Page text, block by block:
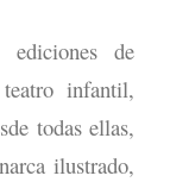
ediciones de
infantil,
todas ellas,
ilustrado,